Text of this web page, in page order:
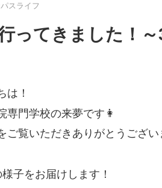
スライフ
ってきました！～
は！
専門学校の来夢です👩
ご覧いただきありがとうござい
子をお届けします！